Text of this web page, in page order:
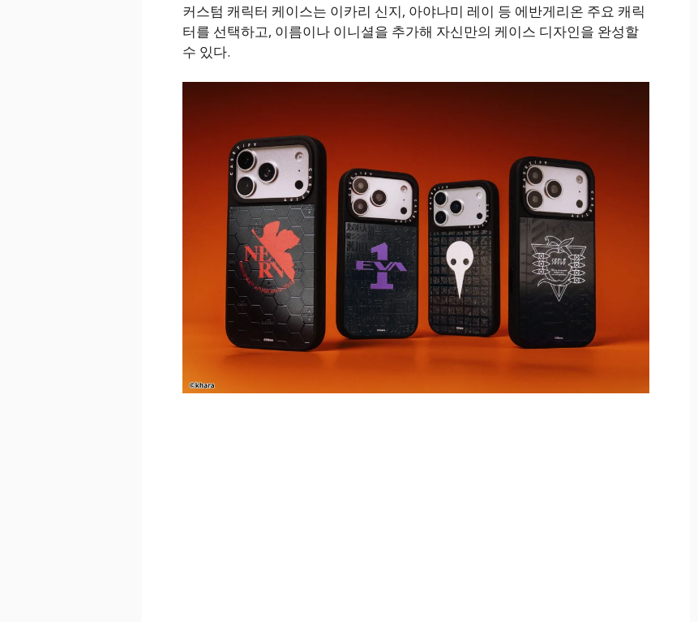
커스텀 캐릭터 케이스는 이카리 신지, 아야나미 레이 등 에반게리온 주요 캐릭
터를 선택하고, 이름이나 이니셜을 추가해 자신만의 케이스 디자인을 완성할
수 있다.